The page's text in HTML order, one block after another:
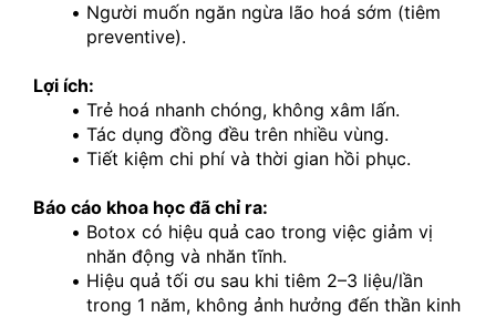
Người muốn ngăn ngừa lão hoá sớm (tiêm
preventive).
Lợi ích:
Trẻ hoá nhanh chóng, không xâm lấn.
Tác dụng đồng đều trên nhiều vùng.
Tiết kiệm chi phí và thời gian hồi phục.
Báo cáo khoa học đã chỉ ra:
Botox có hiệu quả cao trong việc giảm vị
nhăn động và nhăn tĩnh.
Hiệu quả tối ơu sau khi tiêm 2–3 liệu/lần
trong 1 năm, không ảnh hưởng đến thần kinh